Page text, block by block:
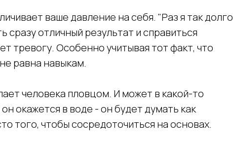
ваше давление на себя. "Раз я так долго
сразу отличный результат и справиться
тревогу. Особенно учитывая тот факт, что
равна навыкам.
человека пловцом. И может в какой-то
окажется в воде - он будет думать как
того, чтобы сосредоточиться на основах.